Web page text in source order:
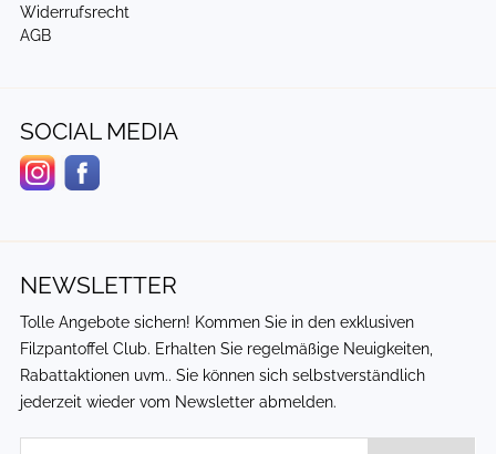
Widerrufsrecht
AGB
SOCIAL MEDIA
NEWSLETTER
Tolle Angebote sichern! Kommen Sie in den exklusiven
Filzpantoffel Club. Erhalten Sie regelmäßige Neuigkeiten,
Rabattaktionen uvm.. Sie können sich selbstverständlich
jederzeit wieder vom Newsletter abmelden.